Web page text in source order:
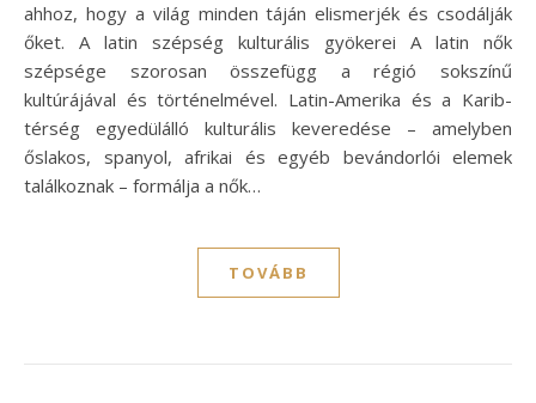
ahhoz, hogy a világ minden táján elismerjék és csodálják
őket. A latin szépség kulturális gyökerei A latin nők
szépsége szorosan összefügg a régió sokszínű
kultúrájával és történelmével. Latin-Amerika és a Karib-
térség egyedülálló kulturális keveredése – amelyben
őslakos, spanyol, afrikai és egyéb bevándorlói elemek
találkoznak – formálja a nők…
TOVÁBB